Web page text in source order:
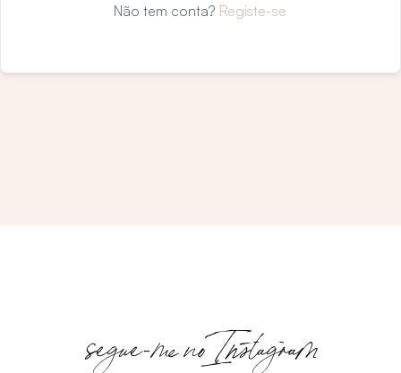
Não tem conta? Registe-se
segue-me no Instagram